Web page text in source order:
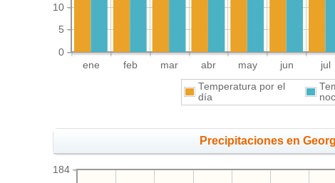
ene feb mar abr may jun jul
0
5
10
Temperatura por el
día
Precipitaciones en
184